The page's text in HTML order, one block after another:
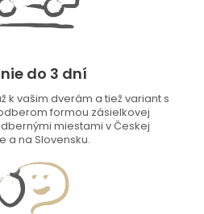
do 3 dní
k vašim dverám a tiež variant s
formou zásielkovej
miestami v Českej
a na Slovensku.